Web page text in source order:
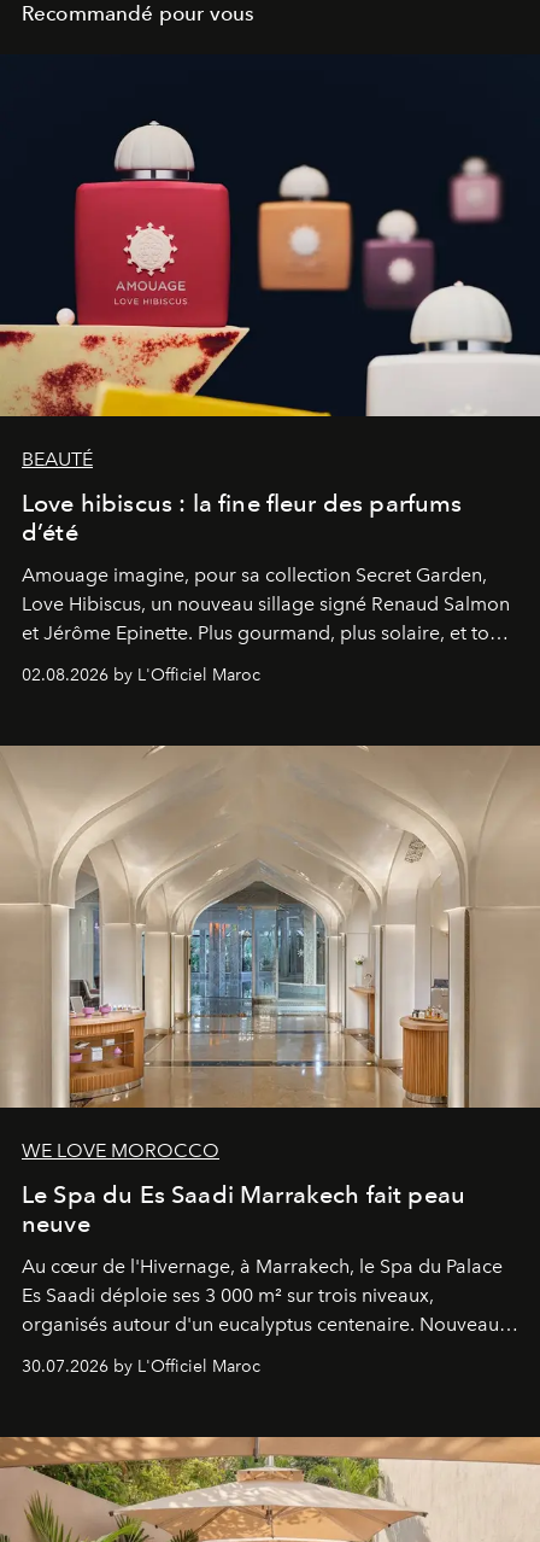
Recommandé pour vous
BEAUTÉ
Love hibiscus : la fine fleur des parfums
d’été
Amouage imagine, pour sa collection Secret Garden,
Love Hibiscus, un nouveau sillage signé Renaud Salmon
et Jérôme Epinette. Plus gourmand, plus solaire, et tout
à fait irrésistible.
02.08.2026 by L'Officiel Maroc
WE LOVE MOROCCO
Le Spa du Es Saadi Marrakech fait peau
neuve
Au cœur de l'Hivernage, à Marrakech, le Spa du Palace
Es Saadi déploie ses 3 000 m² sur trois niveaux,
organisés autour d'un eucalyptus centenaire. Nouveau
Lobby Bien-Être et Beauté, exclusivité mondiale en
neuro-cosmétique, parcours thermal et studio dédié au
entièreté, entre science des émotions et rituels
reposants.
30.07.2026 by L'Officiel Maroc